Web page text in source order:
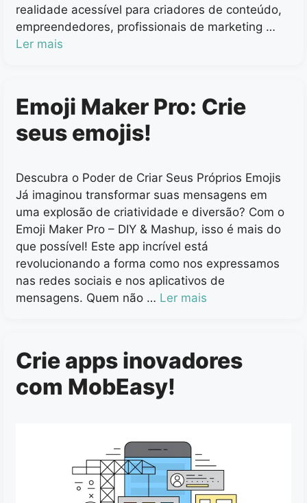
realidade acessível para criadores de conteúdo,
empreendedores, profissionais de marketing …
Ler mais
Emoji Maker Pro: Crie
seus emojis!
Descubra o Poder de Criar Seus Próprios Emojis
Já imaginou transformar suas mensagens em
uma explosão de criatividade e diversão? Com o
Emoji Maker Pro – DIY & Mashup, isso é mais do
que possível! Este app incrível está
revolucionando a forma como nos expressamos
nas redes sociais e nos aplicativos de
mensagens. Quem não … Ler mais
Crie apps inovadores
com MobEasy!